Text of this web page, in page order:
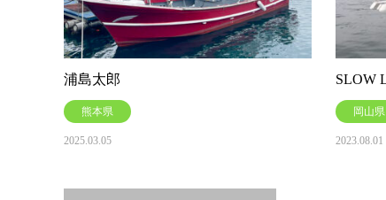
浦島太郎
熊本県
2025.03.05
SLOW
岡山県
2023.08.01